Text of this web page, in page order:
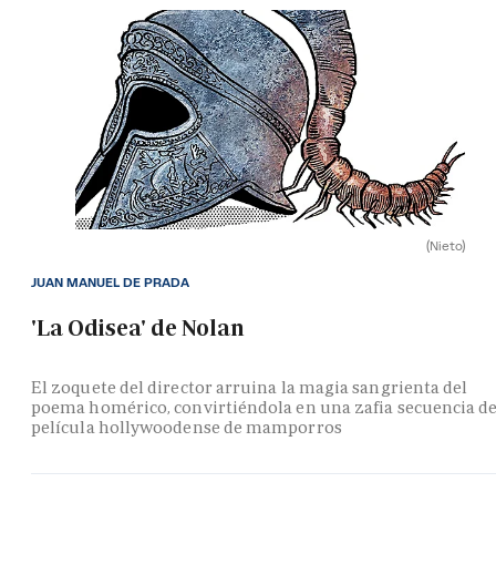
(Nieto)
'La Odisea' de Nolan
El zoquete del director arruina la magia sangrienta del
poema homérico, convirtiéndola en una zafia secuencia
película hollywoodense de mamporros
JUAN MANUEL DE PRADA